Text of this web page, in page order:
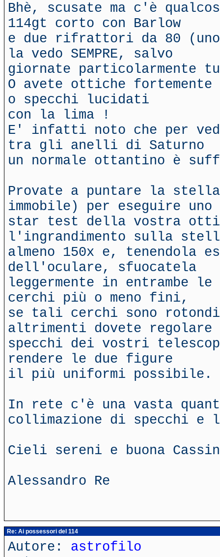
Bhè, scusate ma c'è
114gt corto con Barlow
e due rifrattori da 80
la vedo SEMPRE, salvo
giornate particolarmente
O avete ottiche
o specchi lucidati
con la lima !
E' infatti noto che per
tra gli anelli di Saturno
un normale ottantino è
Provate a puntare la
immobile) per eseguire uno
star test della vostra
l'ingrandimento sulla
almeno 150x e, tenendola
dell'oculare, sfuocatela
leggermente in entrambe
cerchi più o meno fini,
se tali cerchi sono
altrimenti dovete
specchi dei vostri
rendere le due figure
il più uniformi possibile.
In rete c'è una vasta
collimazione di specchi e
Cieli sereni e buona
Alessandro Re
Re: Ai possessori del 114
Autore: astrofilo